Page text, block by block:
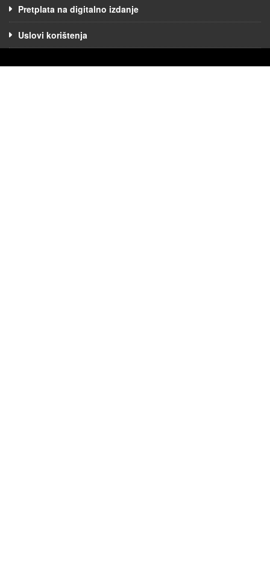
Pretplata na digitalno izdanje
Uslovi korištenja